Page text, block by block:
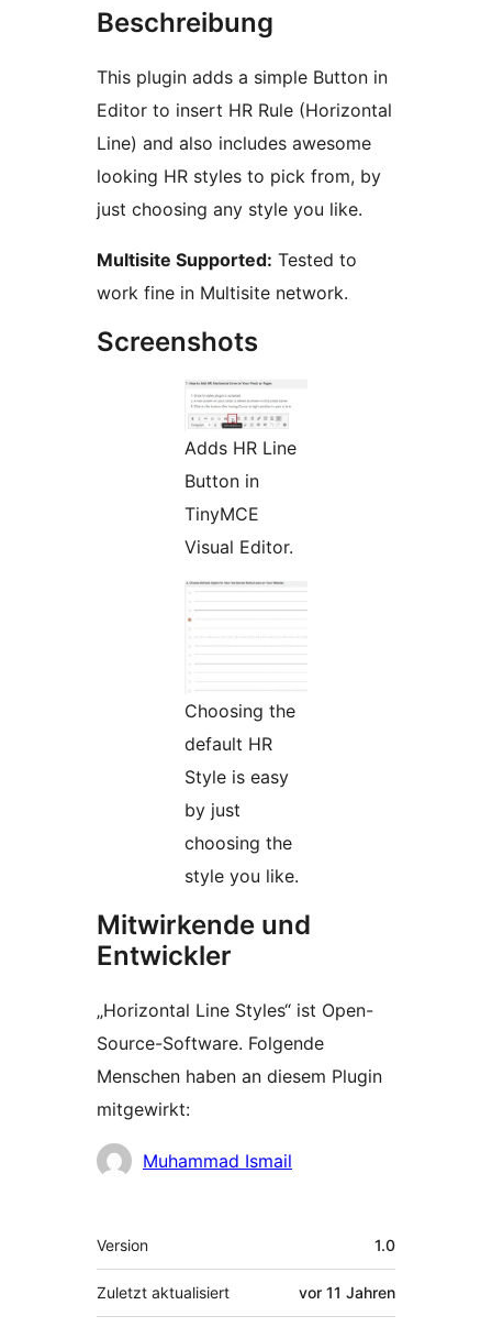
Beschreibung
This plugin adds a simple Button in
Editor to insert HR Rule (Horizontal
Line) and also includes awesome
looking HR styles to pick from, by
just choosing any style you like.
Multisite Supported: Tested to
work fine in Multisite network.
Screenshots
Adds HR Line
Button in
TinyMCE
Visual Editor.
Choosing the
default HR
Style is easy
by just
choosing the
style you like.
Mitwirkende und
Entwickler
„Horizontal Line Styles“ ist Open-
Source-Software. Folgende
Menschen haben an diesem Plugin
mitgewirkt:
Mitwirkende
Muhammad Ismail
Meta
Version 1.0
Zuletzt aktualisiert vor 11 Jahren